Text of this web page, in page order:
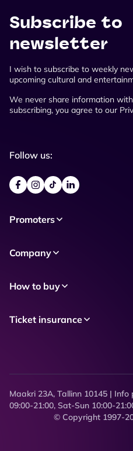
Subscribe to
newsletter
I wish to subscribe to weekly
upcoming cultural and
We never share information
subscribing, you agree to our
Follow us:
Promoters
Company
How to buy
Ticket insurance
Maakri 23A, Tallinn 10145 |
09:00-21:00, Sat-Sun 10:00-
© Copyright 1997-